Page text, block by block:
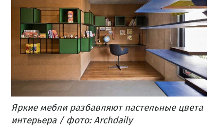
Яркие мебли разбавляют пастельные цвета
интерьера / фото: Archdaily